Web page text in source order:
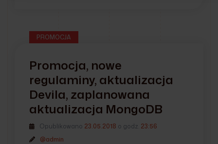
PROMOCJA
Promocja, nowe
regulaminy, aktualizacja
Devila, zaplanowana
aktualizacja MongoDB
Opublikowano 23.05.2018 o godz. 23:56
@admin